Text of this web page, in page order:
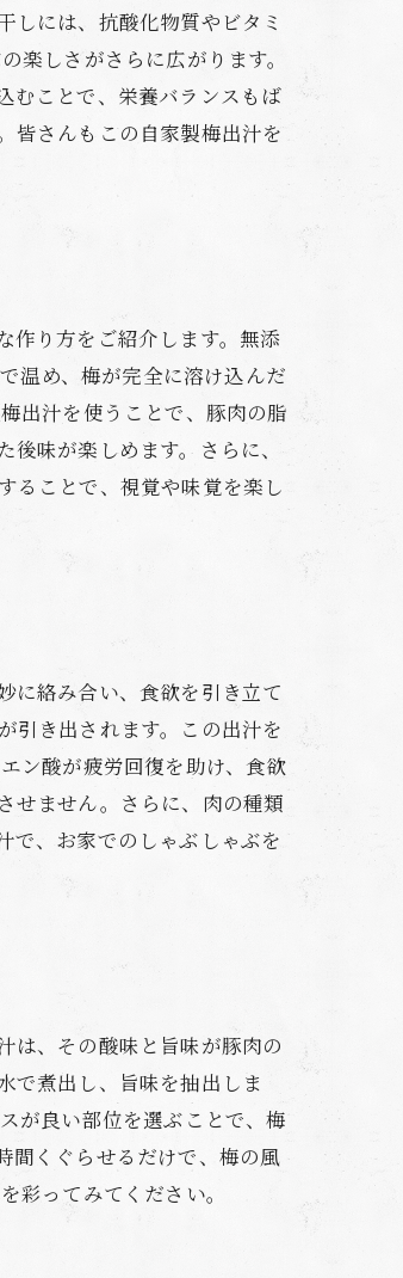
しには、抗酸化物質やビタミ
しさがさらに広がります。
むことで、栄養バランスもば
皆さんもこの自家製梅出汁を
作り方をご紹介します。無添
温め、梅が完全に溶け込んだ
出汁を使うことで、豚肉の脂
味が楽しめます。さらに、
ることで、視覚や味覚を楽し
に絡み合い、食欲を引き立て
引き出されます。この出汁を
ン酸が疲労回復を助け、食欲
せません。さらに、肉の種類
で、お家でのしゃぶしゃぶを
は、その酸味と旨味が豚肉の
で煮出し、旨味を抽出しま
が良い部位を選ぶことで、梅
間くぐらせるだけで、梅の風
彩ってみてください。